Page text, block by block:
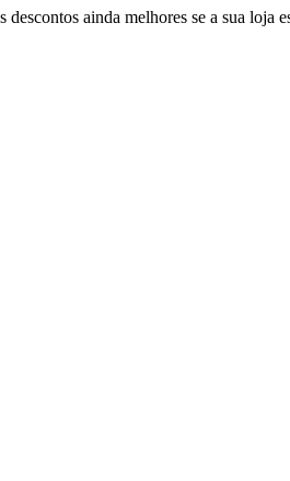
ainda melhores se a sua loja